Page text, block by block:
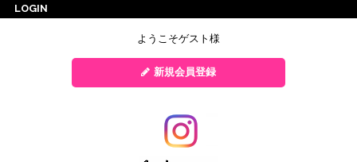
LOGIN
ようこそゲスト様
新規会員登録